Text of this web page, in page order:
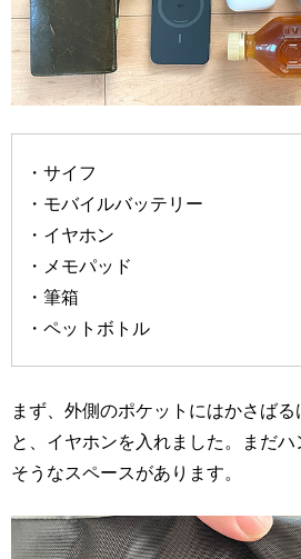
・サイフ
・モバイルバッテリー
・イヤホン
・メモパッド
・筆箱
・ペットボトル
まず、外側のポケットにはかさば
と、イヤホンを入れました。まだ
そうなスペースがあります。